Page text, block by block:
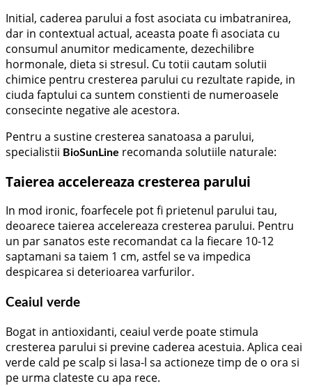
Initial, caderea parului a fost asociata cu imbatranirea,
dar in contextual actual, aceasta poate fi asociata cu
consumul anumitor medicamente, dezechilibre
hormonale, dieta si stresul. Cu totii cautam solutii
chimice pentru cresterea parului cu rezultate rapide, in
ciuda faptului ca suntem constienti de numeroasele
consecinte negative ale acestora.
Pentru a sustine cresterea sanatoasa a parului,
specialistii BioSunLine recomanda solutiile naturale:
Taierea accelereaza cresterea parului
In mod ironic, foarfecele pot fi prietenul parului tau,
deoarece taierea accelereaza cresterea parului. Pentru
un par sanatos este recomandat ca la fiecare 10-12
saptamani sa taiem 1 cm, astfel se va impedica
despicarea si deterioarea varfurilor.
Ceaiul verde
Bogat in antioxidanti, ceaiul verde poate stimula
cresterea parului si previne caderea acestuia. Aplica ceai
verde cald pe scalp si lasa-l sa actioneze timp de o ora si
pe urma clateste cu apa rece.